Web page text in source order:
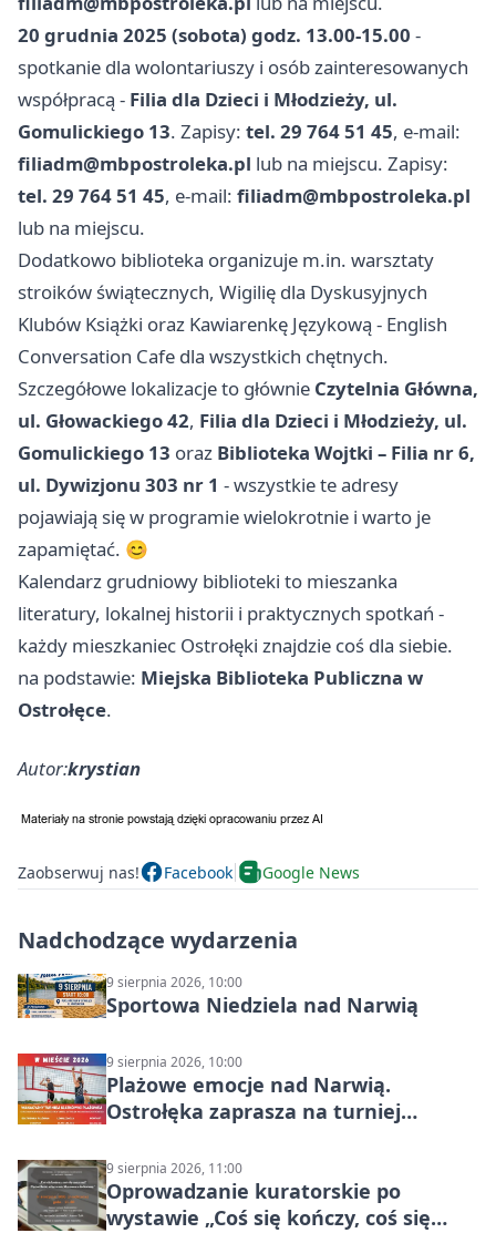
20 grudnia 2025 (sobota) godz. 13.00-15.00 -
spotkanie dla wolontariuszy i osób zainteresowanych
współpracą - Filia dla Dzieci i Młodzieży, ul.
Gomulickiego 13. Zapisy: tel. 29 764 51 45, e-mail:
filiadm@mbpostroleka.pl lub na miejscu. Zapisy:
tel. 29 764 51 45, e-mail: filiadm@mbpostroleka.pl
lub na miejscu.
Dodatkowo biblioteka organizuje m.in. warsztaty
stroików świątecznych, Wigilię dla Dyskusyjnych
Klubów Książki oraz Kawiarenkę Językową - English
Conversation Cafe dla wszystkich chętnych.
Szczegółowe lokalizacje to głównie Czytelnia Główna,
ul. Głowackiego 42, Filia dla Dzieci i Młodzieży, ul.
Gomulickiego 13 oraz Biblioteka Wojtki – Filia nr 6,
ul. Dywizjonu 303 nr 1 - wszystkie te adresy
pojawiają się w programie wielokrotnie i warto je
zapamiętać. 😊
Kalendarz grudniowy biblioteki to mieszanka
literatury, lokalnej historii i praktycznych spotkań -
każdy mieszkaniec Ostrołęki znajdzie coś dla siebie.
na podstawie: Miejska Biblioteka Publiczna w
Ostrołęce.
Autor:krystian
Zaobserwuj nas! Facebook Google News
Nadchodzące wydarzenia
9 sierpnia 2026, 10:00
Sportowa Niedziela nad Narwią
9 sierpnia 2026, 10:00
Plażowe emocje nad Narwią.
Ostrołęka zaprasza na turniej
9 sierpnia 2026, 11:00
Oprowadzanie kuratorskie po
wystawie „Coś się kończy, coś się